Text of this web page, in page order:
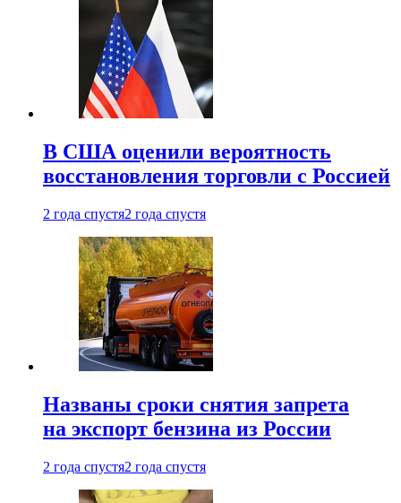
В США оценили вероятность
восстановления торговли с Россией
2 года спустя2 года спустя
Названы сроки снятия запрета
на экспорт бензина из России
2 года спустя2 года спустя